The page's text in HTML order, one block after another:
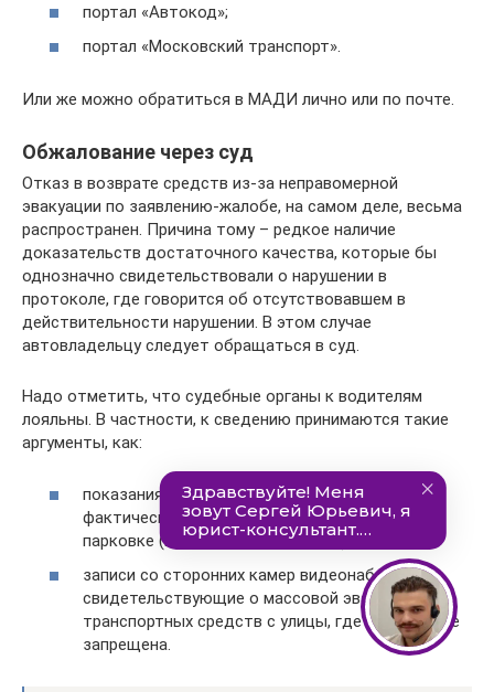
портал «Автокод»;
портал «Московский транспорт».
Или же можно обратиться в МАДИ лично или по почте.
Обжалование через суд
Отказ в возврате средств из-за неправомерной
эвакуации по заявлению-жалобе, на самом деле, весьма
распространен. Причина тому – редкое наличие
доказательств достаточного качества, которые бы
однозначно свидетельствовали о нарушении в
протоколе, где говорится об отсутствовавшем в
действительности нарушении. В этом случае
автовладельцу следует обращаться в суд.
Надо отметить, что судебные органы к водителям
лояльны. В частности, к сведению принимаются такие
аргументы, как:
показания независимых третьих лиц о
фактическом отсутствии нарушения при
парковке (но только письменные);
записи со сторонних камер видеонаблюдения,
свидетельствующие о массовой эвакуации
транспортных средств с улицы, где парковка не
запрещена.